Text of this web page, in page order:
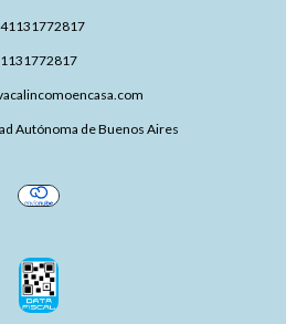
1131772817
Autónoma de Buenos Aires